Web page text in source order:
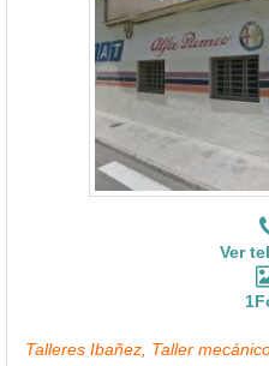
Ver
Talleres Ibañez, Taller